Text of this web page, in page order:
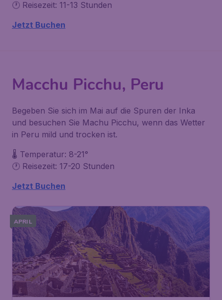
🕐 Reisezeit: 11-13 Stunden
Jetzt Buchen
Macchu Picchu, Peru
Begeben Sie sich im Mai auf die Spuren der Inka
und besuchen Sie Machu Picchu, wenn das Wetter
in Peru mild und trocken ist.
🌡️ Temperatur: 8-21°
🕐 Reisezeit: 17-20 Stunden
Jetzt Buchen
APRIL